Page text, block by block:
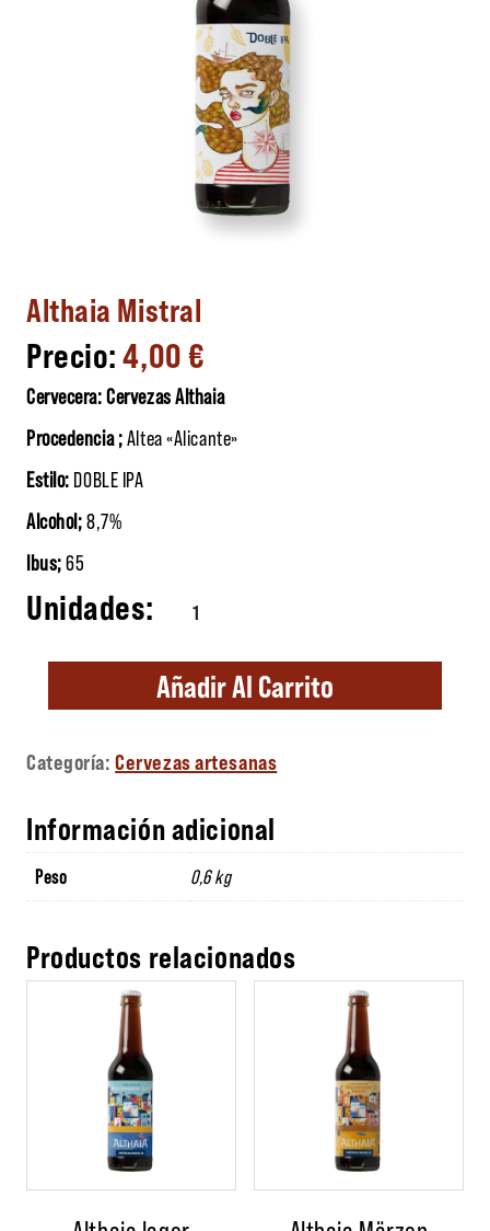
Althaia Mistral
4,00€
Cervecera: Cervezas Althaia
Procedencia ;Altea «Alicante»
Estilo: DOBLE IPA
Alcohol;8,7%
Ibus;65
Althaia Mistral cantidad
Añadir Al Carrito
Categoría:Cervezas artesanas
Información adicional
Peso 0,6 kg
Productos relacionados